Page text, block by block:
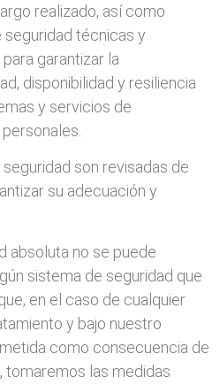
realizado, así como
seguridad técnicas y
garantizar la
disponibilidad y resiliencia
y servicios de
son revisadas de
su adecuación y
absoluta no se puede
sistema de seguridad que
en el caso de cualquier
y bajo nuestro
como consecuencia de
tomaremos las medidas